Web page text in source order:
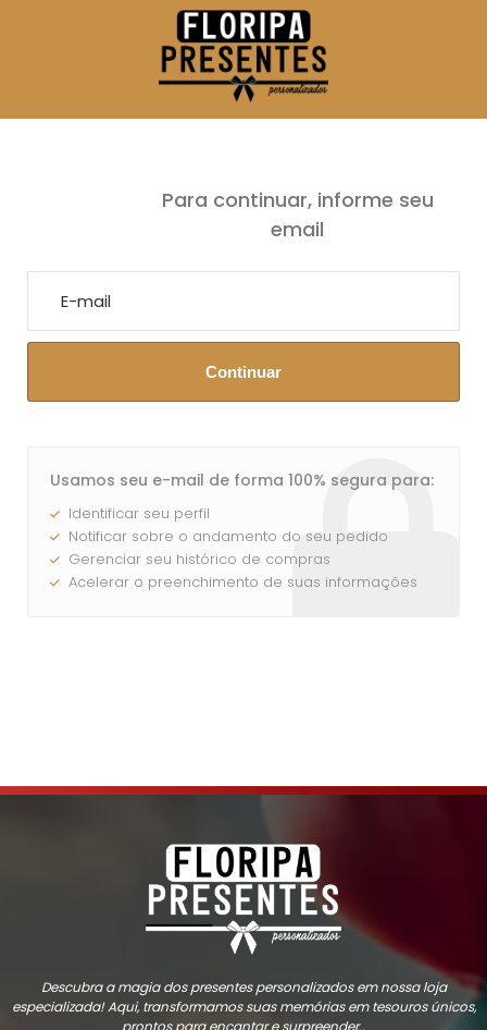
Para continuar, informe seu
email
Em breve entraremos em contato.
Continuar
Usamos seu e-mail de forma 100% segura para:
Identificar seu perfil
Notificar sobre o andamento do seu pedido
Gerenciar seu histórico de compras
Acelerar o preenchimento de suas informações
Descubra a magia dos presentes personalizados em nossa loja
especializada! Aqui, transformamos suas memórias em tesouros únicos,
prontos para encantar e surpreender..